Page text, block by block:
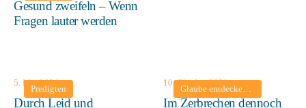
Gesund zweifeln – Wenn
Fragen lauter werden
Predigten
5. Mai 2024
Durch Leid und
Glaube entdecken•
10. Oktober 2021
Im Zerbrechen dennoch